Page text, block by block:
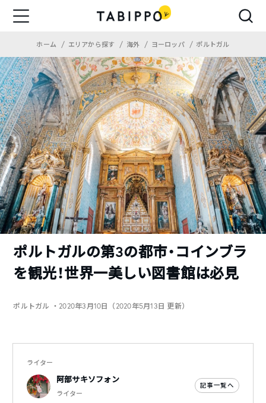
ホーム エリアから探す 海外 ヨーロッパ ポルトガル
ポルトガルの第3の都市・コインブラ
を観光！世界一美しい図書館は必見
ポルトガル ・2020年3月10日（2020年5月13日 更新）
ライター
阿部サキソフォン
ライター
記事一覧へ